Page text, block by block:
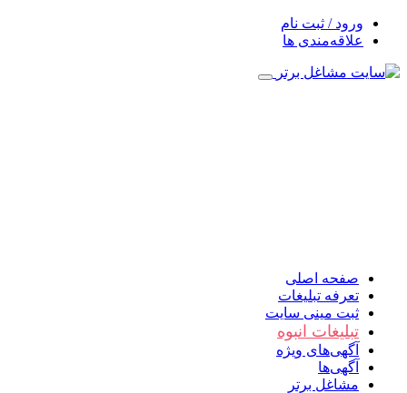
ورود / ثبت نام
علاقه‌مندی ها
صفحه اصلی
تعرفه تبلیغات
ثبت مینی سایت
تبلیغات انبوه
آگهی‌های ویژه
آگهی‌ها
مشاغل برتر